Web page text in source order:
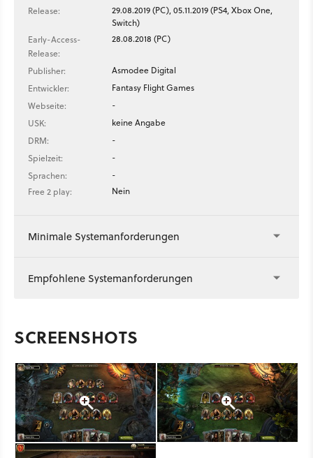
Release:
29.08.2019 (PC), 05.11.2019 (PS4, Xbox One,
Switch)
Early-Access-
Release:
28.08.2018 (PC)
Publisher:
Asmodee Digital
Entwickler:
Fantasy Flight Games
Webseite:
-
USK:
keine Angabe
DRM:
-
Spielzeit:
-
Sprachen:
-
Free 2 play:
Nein
Minimale Systemanforderungen
Empfohlene Systemanforderungen
SCREENSHOTS